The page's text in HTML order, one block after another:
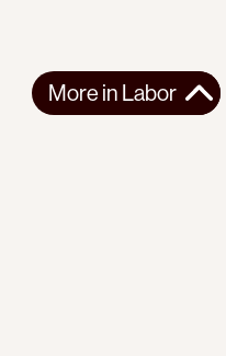
More in Labor